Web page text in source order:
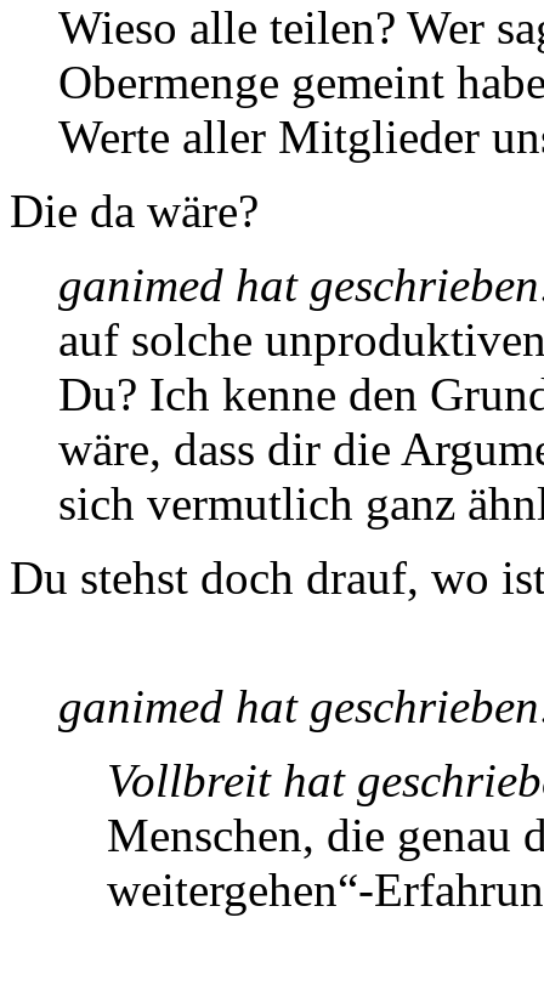
Wieso alle teilen? Wer
Obermenge gemeint
Werte aller Mitglieder
Die da wäre?
ganimed hat
auf solche
Du? Ich kenne den
wäre, dass dir die
sich vermutlich ganz
Du stehst doch drauf, wo
ganimed hat
Vollbreit hat
Menschen, die genau
weitergehen“-